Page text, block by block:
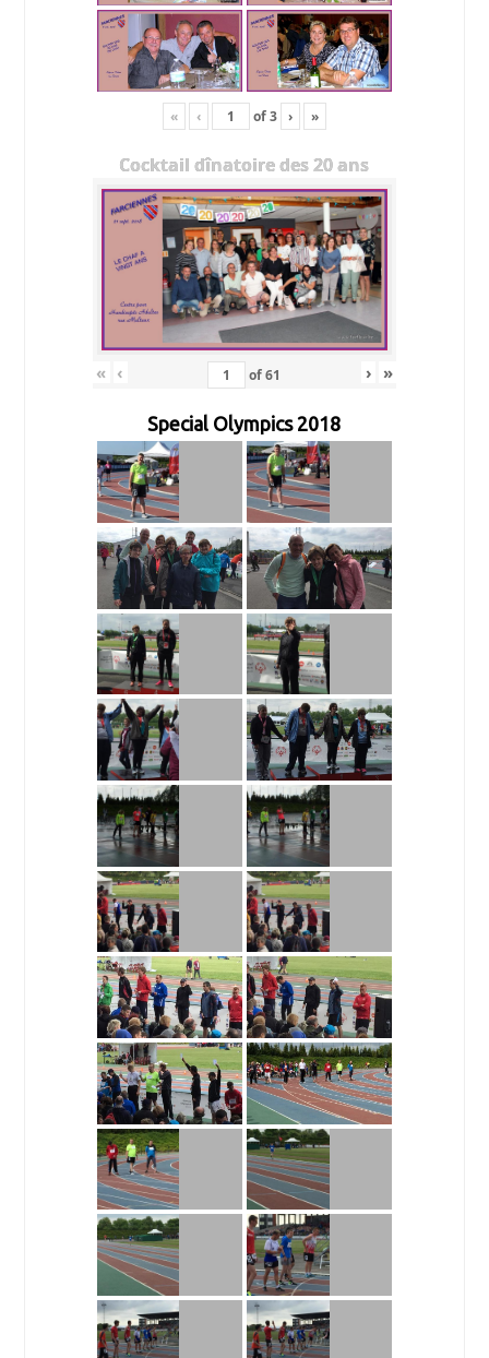
« ‹ of3 › »
Cocktail dînatoire des 20 ans
« ‹ of61 › »
Special Olympics 2018